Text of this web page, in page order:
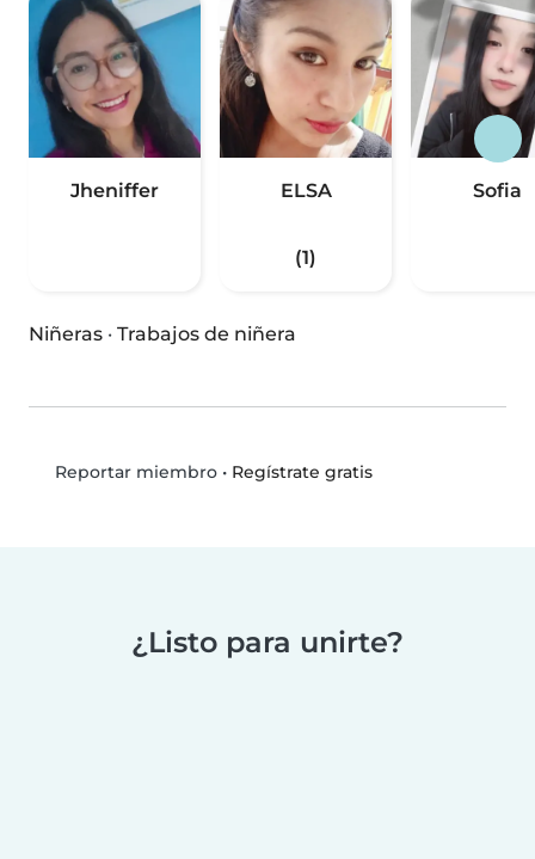
Jheniffer ELSA
(1)
Sofia
Niñeras · Trabajos de niñera
Reportar miembro• Regístrate gratis
¿Listo para unirte?